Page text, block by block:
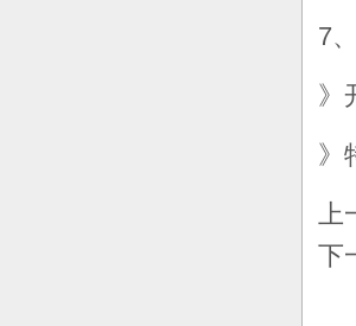
7
》
》
上
下